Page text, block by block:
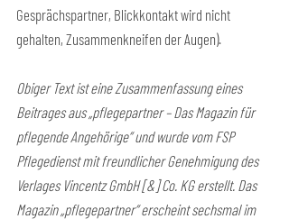
Gesprächspartner, Blickkontakt wird nicht
gehalten, Zusammenkneifen der Augen).
Obiger Text ist eine Zusammenfassung eines
Beitrages aus „pflegepartner – Das Magazin für
pflegende Angehörige“ und wurde vom FSP
Pflegedienst mit freundlicher Genehmigung des
Verlages Vincentz GmbH [&] Co. KG erstellt. Das
Magazin „pflegepartner“ erscheint sechsmal im